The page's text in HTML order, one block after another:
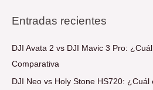
Entradas recientes
DJI Avata 2 vs DJI Mavic 3 Pro:
Comparativa
DJI Neo vs Holy Stone HS720: